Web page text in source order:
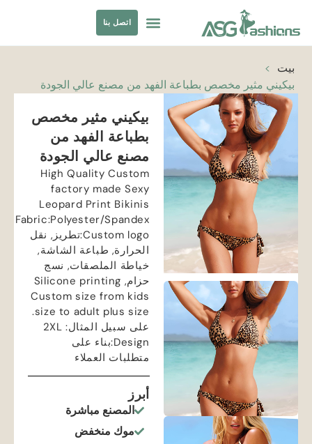
اتصل بنا
بيت >
بيكيني مثير مخصص بطباعة الفهد من مصنع عالي الجودة
بيكيني مثير مخصص
بطباعة الفهد من
مصنع عالي الجودة
High Quality Custom
factory made Sexy
Leopard Print Bikinis
Fabric:Polyester/Spandex
Custom logo:تطريز, نقل
الحرارة, طباعة الشاشة,
خياطة الملصقات, نسج
حزام, Silicone printing
Custom size from kids
size to adult plus size
.
على سبيل المثال: 2 XL
Design:بناء على
متطلبات العملاء
أبرز
المصنع مباشرة
موك منخفض